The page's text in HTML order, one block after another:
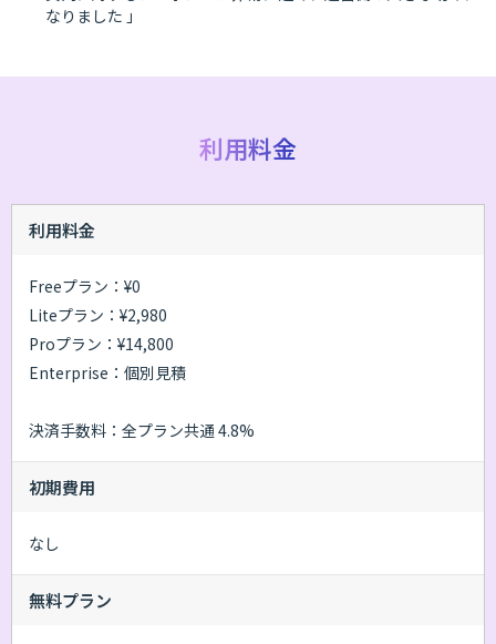
なりました 」
利用料金
利用料金
Freeプラン：¥0
Liteプラン：¥2,980
Proプラン：¥14,800
Enterprise：個別見積
決済手数料：全プラン共通 4.8%
初期費用
なし
無料プラン